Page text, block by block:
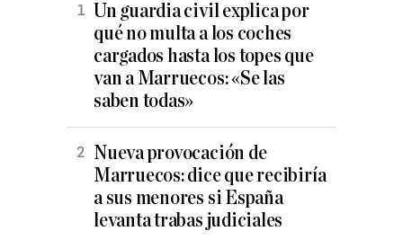
Un guardia civil explica por
qué no multa a los coches
cargados hasta los topes que
van a Marruecos: «Se las
saben todas»
Nueva provocación de
Marruecos: dice que recibiría
a sus menores si España
levanta trabas judiciales